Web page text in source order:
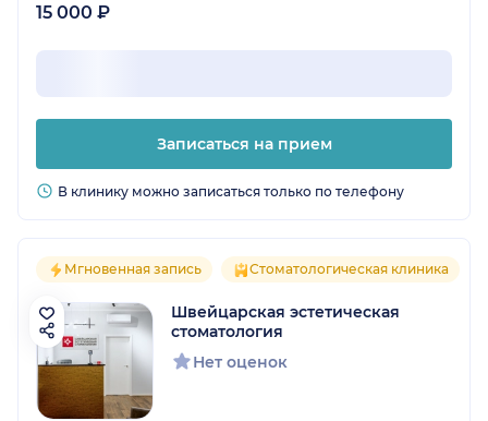
15 000 ₽
Записаться на прием
В клинику можно записаться только по телефону
Мгновенная запись Стоматологическая клиника
Швейцарская эстетическая
стоматология
Нет оценок